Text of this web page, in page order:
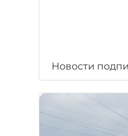
Новости